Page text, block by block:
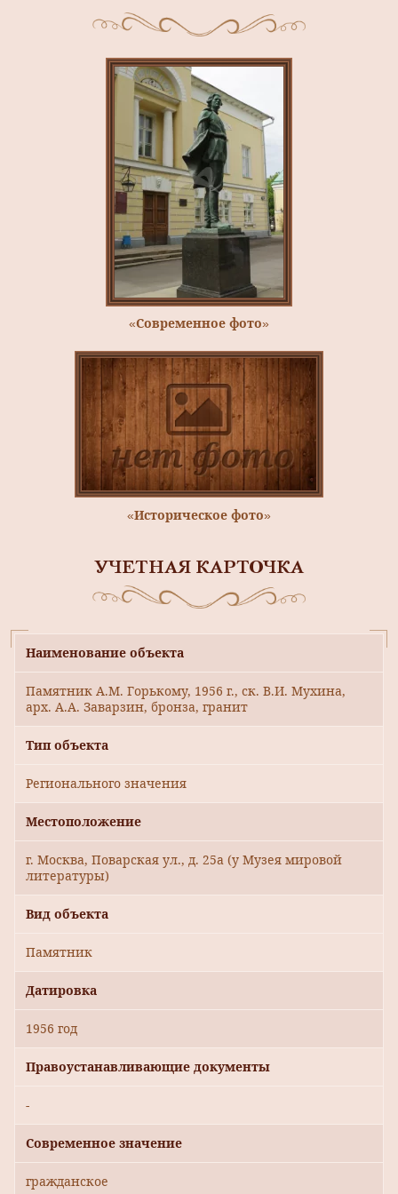
«Современное фото»
«Историческое фото»
УЧЕТНАЯ КАРТОЧКА
Наименование объекта
Памятник А.М. Горькому, 1956 г., ск. В.И. Мухина,
арх. А.А. Заварзин, бронза, гранит
Тип объекта
Регионального значения
Местоположение
г. Москва, Поварская ул., д. 25а (у Музея мировой
литературы)
Вид объекта
Памятник
Датировка
1956 год
Правоустанавливающие документы
-
Современное значение
гражданское